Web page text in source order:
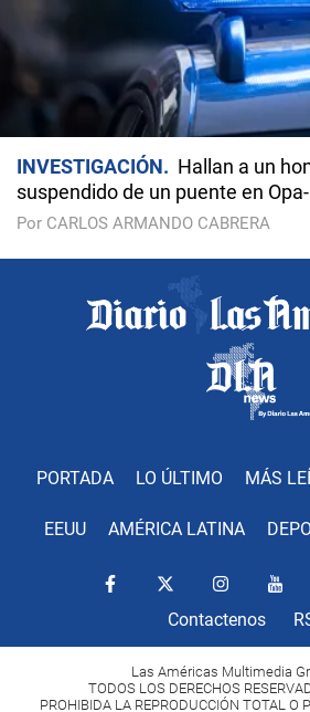
INVESTIGACIÓN
Hallan a un
suspendido de un puente en
Por CARLOS ARMANDO CABRERA
PORTADA LO ÚLTIMO MÁS
EEUU AMÉRICA LATINA
Contactenos
Las Américas Multimedia
TODOS LOS DERECHOS
PROHIBIDA LA REPRODUCCIÓN TOTAL O